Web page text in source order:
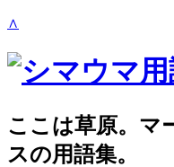
∧
ここは草原。マ
スの用語集。